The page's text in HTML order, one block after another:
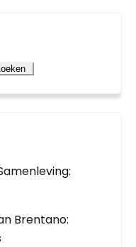
Brentano: